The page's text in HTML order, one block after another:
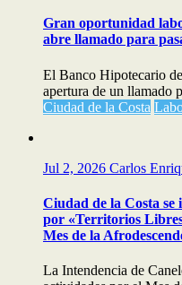
Gran oportunidad
abre llamado para
El Banco Hipotecario
apertura de un llamado
Ciudad de la Costa
Jul 2, 2026 Carlos
Ciudad de la Costa se
por «Territorios
Mes de la
La Intendencia de